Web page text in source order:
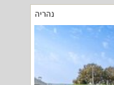
נהריה